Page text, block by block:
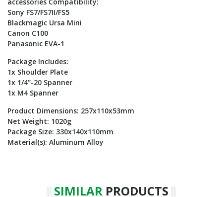
Sony FS7/FS7II/FS5
Blackmagic Ursa Mini
Canon C100
Panasonic EVA-1
Package Includes:
1x Shoulder Plate
1x 1/4’’-20 Spanner
1x M4 Spanner
Product Dimensions: 257x110x53mm
Net Weight: 1020g
Package Size: 330x140x110mm
Material(s): Aluminum Alloy
SIMILARPRODUCTS